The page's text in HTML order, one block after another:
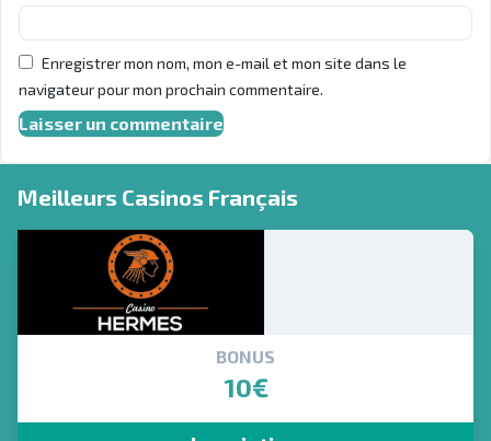
Enregistrer mon nom, mon e-mail et mon site dans le
navigateur pour mon prochain commentaire.
Meilleurs Casinos Français
BONUS
10€